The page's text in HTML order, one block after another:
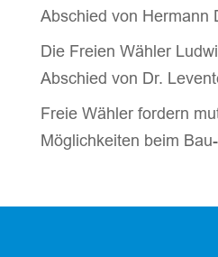
Abschied von Hermann
Die Freien Wähler
Abschied von Dr.
Freie Wähler fordern
Möglichkeiten beim